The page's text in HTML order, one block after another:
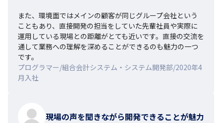
また、環境面ではメインの顧客が同じグループ会社という
こともあり、直接開発の担当をしていた先輩社員や実際に
運用している現場との距離がとても近いです。直接の交流を
通して業務への理解を深めることができるのも魅力の一つ
です。
プログラマー/組合会計システム・システム開発部/2020年4
月入社
現場の声を聞きながら開発できることが魅力